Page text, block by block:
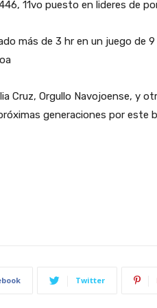
11vo puesto en lideres de
más de 3 hr en un juego de
Cruz, Orgullo Navojoense, y
generaciones por este
Twitter